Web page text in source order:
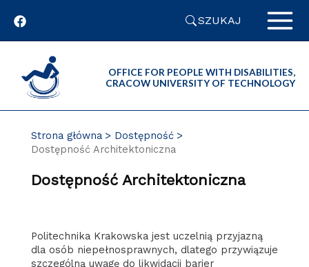
SZUKAJ
OFFICE FOR PEOPLE WITH DISABILITIES,
CRACOW UNIVERSITY OF TECHNOLOGY
Strona główna
Dostępność
Dostępność Architektoniczna
Dostępność Architektoniczna
Politechnika Krakowska jest uczelnią przyjazną
dla osób niepełnosprawnych, dlatego przywiązuje
szczególną uwagę do likwidacji barier